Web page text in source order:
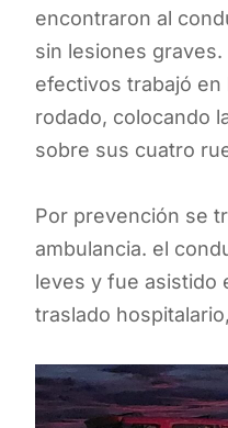
encontraron al
sin lesiones
efectivos trabajó en
rodado, colocando
sobre sus cuatro
Por prevención se
ambulancia. el
leves y fue asistido
traslado